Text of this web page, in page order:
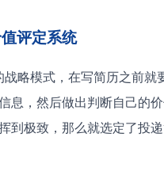
评定系统
息，然后做出判断自己的
到极致，那么就选定了投